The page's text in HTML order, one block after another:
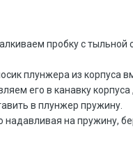
пробку с
плунжера из
его в канавку
в плунжер пружину.
на пружину,